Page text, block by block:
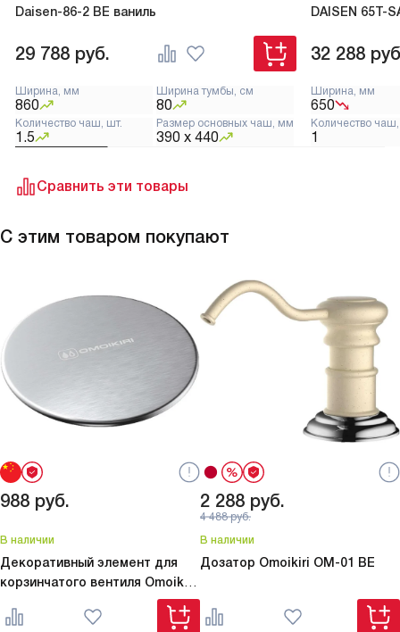
Сравнить эти товары
Daisen-86-2 BE ваниль
29 788 руб.
Ширина, мм
860
Ширина тумбы, см
80
Количество чаш, шт.
1.5
Размер основных чаш, мм
390 х 440
DAISEN 65T-
32 288
Ширина, мм
650
Количество
1
С этим товаром покупают
988 руб.
В наличии
Декоративный элемент для
корзинчатого вентиля Omoikiri
2 288 руб.
4 488руб.
В наличии
Дозатор Omoikiri OM-01 BE